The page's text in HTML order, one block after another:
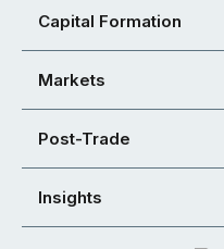
Capital Formation
Markets
Post-Trade
Insights